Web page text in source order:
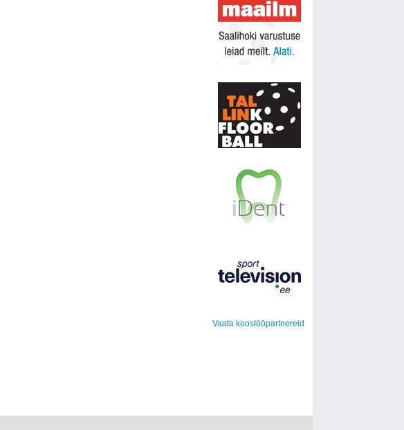
Vaata koostööpartnereid